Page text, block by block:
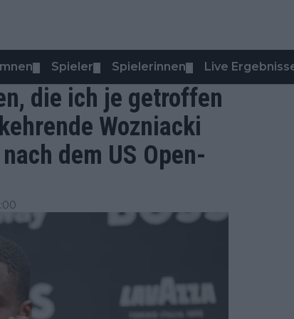
Spieler Spielerinnen Live
die ich je getroffen
Wozniacki
dem US Open-